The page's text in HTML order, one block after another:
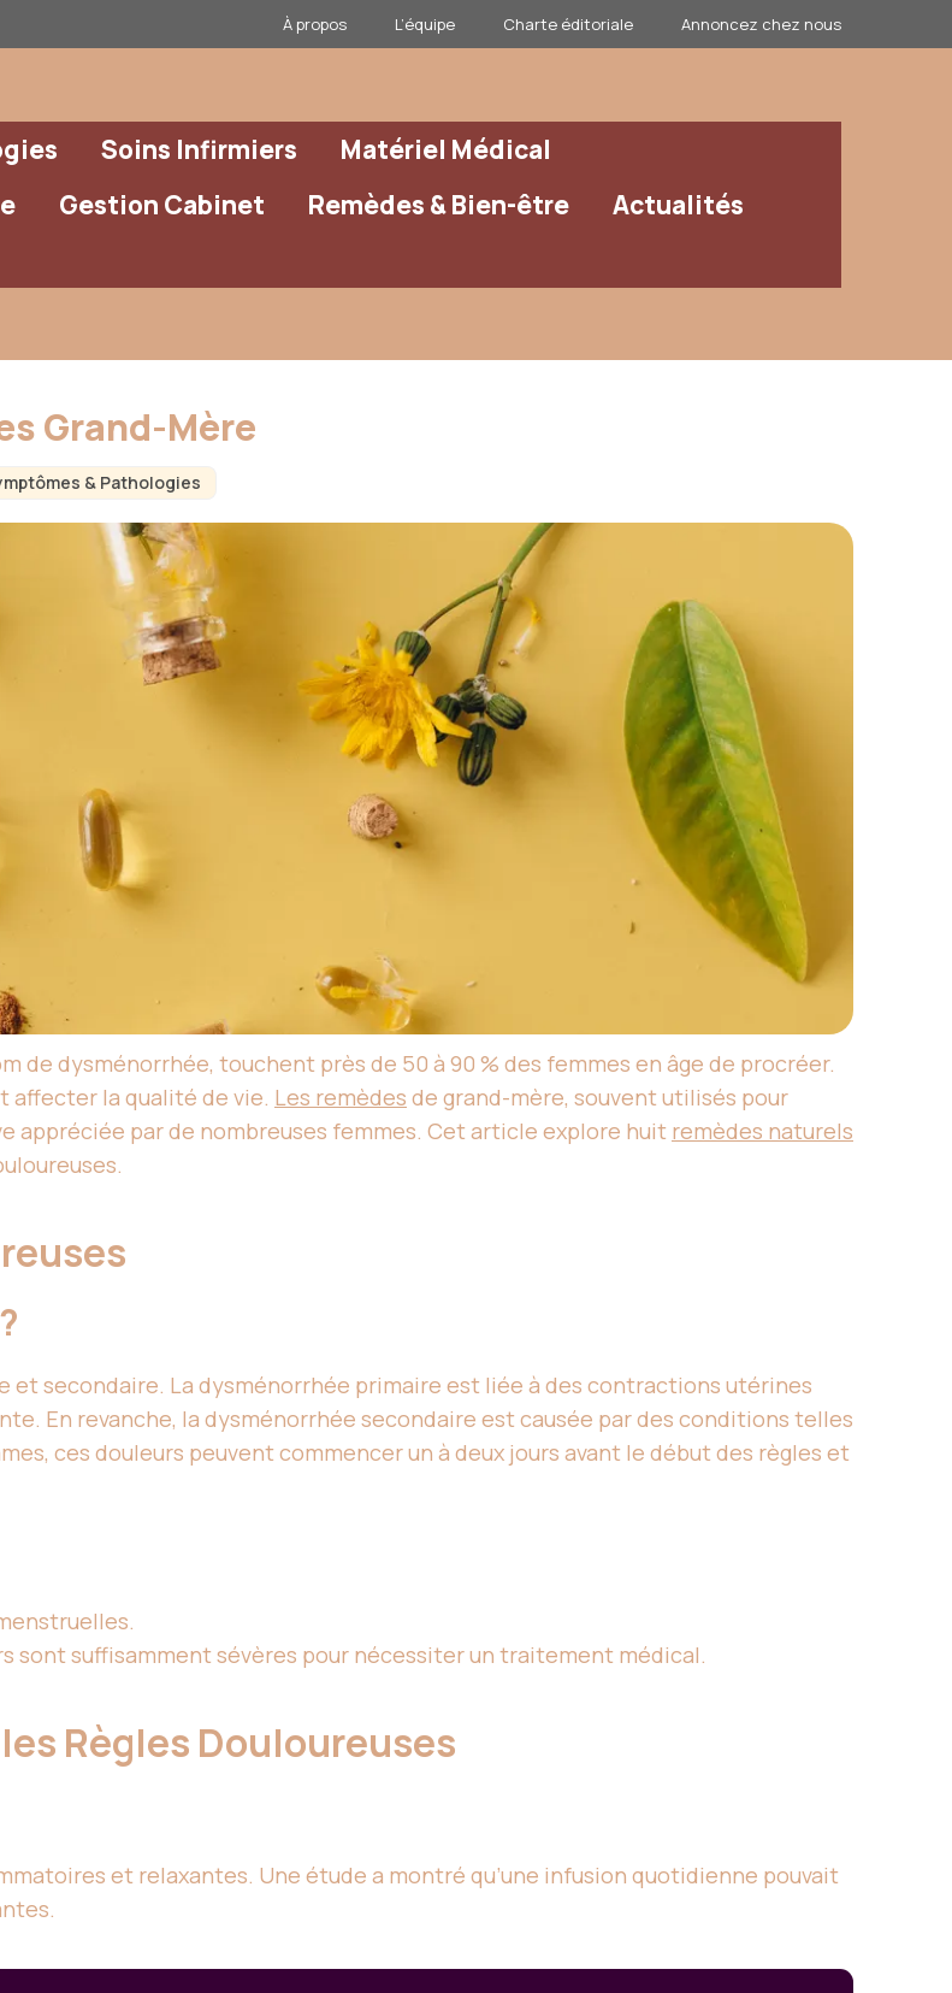
À propos L’équipe Charte éditoriale Annoncez chez nous
Soins Infirmiers
Matériel Médical
Gestion Cabinet Remèdes & Bien-être
Actualités
& Pathologies
Grand-Mère
de dysménorrhée, touchent près de 50 à 90 % des femmes en âge de procréer.
affecter la qualité de vie. Les remèdes de grand-mère, souvent utilisés pour
appréciée par de nombreuses femmes. Cet article explore huit remèdes naturels
et secondaire. La dysménorrhée primaire est liée à des contractions utérines
En revanche, la dysménorrhée secondaire est causée par des conditions telles
ces douleurs peuvent commencer un à deux jours avant le début des règles et
sont suffisamment sévères pour nécessiter un traitement médical.
Règles Douloureuses
et relaxantes. Une étude a montré qu’une infusion quotidienne pouvait